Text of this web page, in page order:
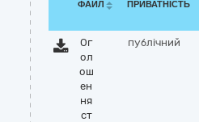
ФАЙЛ ПРИВАТНІСТЬ
Ог
ол
ош
ен
ня
ст
публічний